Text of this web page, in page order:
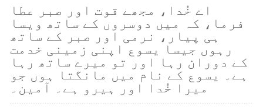
اے خُدا، مجھے قوت اور صبر عطا
فرما، کہ میں دوسروں کے ساتھ ویسا
ہی پیار، نرمی اور صبر کے ساتھ
رہوں جیسا یسوع اپنی زمینی خدمت
کے دوران رہا اور تو میرے ساتھ رہا
ہے۔ یسوع کے نام میں مانگتا ہوں جو
میرا خُدا اور ہیرو ہے۔ آمین۔